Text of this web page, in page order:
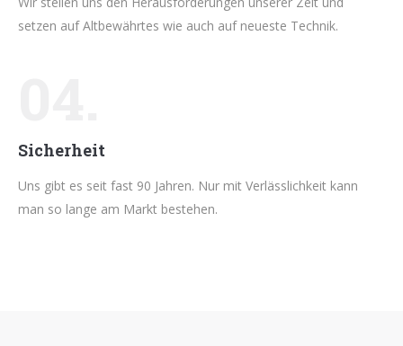
setzen auf Altbewährtes wie auch auf neueste Technik.
Sicherheit
Uns gibt es seit fast 90 Jahren. Nur mit Verlässlichkeit kann
man so lange am Markt bestehen.